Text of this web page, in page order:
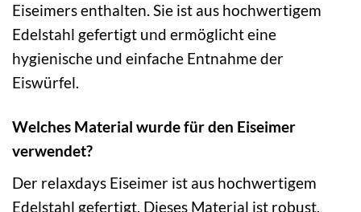
Eiseimers enthalten. Sie ist aus hochwertigem
Edelstahl gefertigt und ermöglicht eine
hygienische und einfache Entnahme der
Eiswürfel.
Welches Material wurde für den Eiseimer
verwendet?
Der relaxdays Eiseimer ist aus hochwertigem
Edelstahl gefertigt. Dieses Material ist robust,